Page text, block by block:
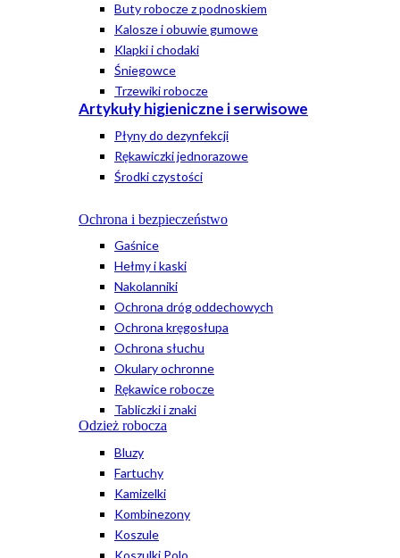
Buty robocze z podnoskiem
Kalosze i obuwie gumowe
Klapki i chodaki
Śniegowce
Trzewiki robocze
Artykuły higieniczne i serwisowe
Płyny do dezynfekcji
Rękawiczki jednorazowe
Środki czystości
Ochrona i bezpieczeństwo
Gaśnice
Hełmy i kaski
Nakolanniki
Ochrona dróg oddechowych
Ochrona kręgosłupa
Ochrona słuchu
Okulary ochronne
Rękawice robocze
Tabliczki i znaki
Odzież robocza
Bluzy
Fartuchy
Kamizelki
Kombinezony
Koszule
Koszulki Polo